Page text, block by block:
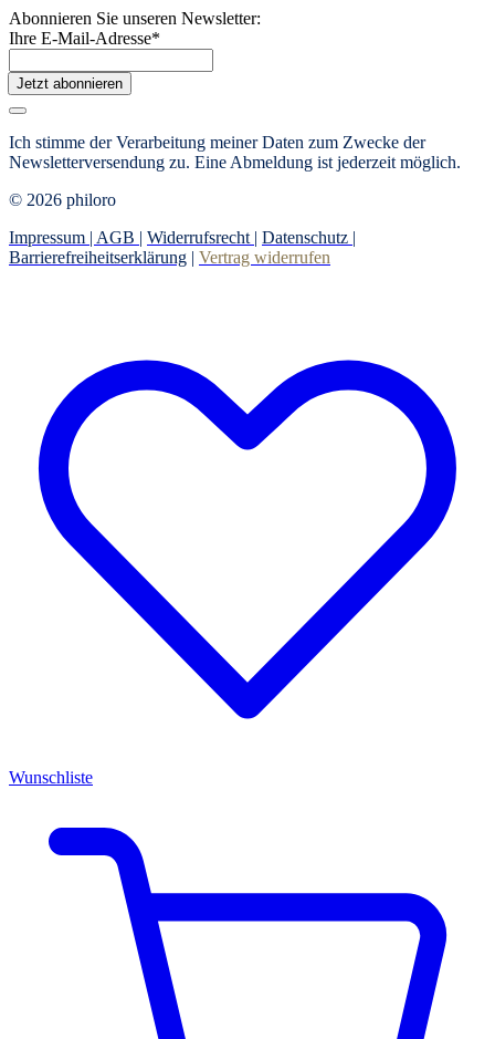
Abonnieren Sie unseren Newsletter:
Ihre E-Mail-Adresse*
Jetzt abonnieren
Ich stimme der Verarbeitung meiner Daten zum Zwecke der
Newsletterversendung zu. Eine Abmeldung ist jederzeit möglich.
© 2026 philoro
Impressum | AGB | Widerrufsrecht | Datenschutz |
Barrierefreiheitserklärung | Vertrag widerrufen
Wunschliste